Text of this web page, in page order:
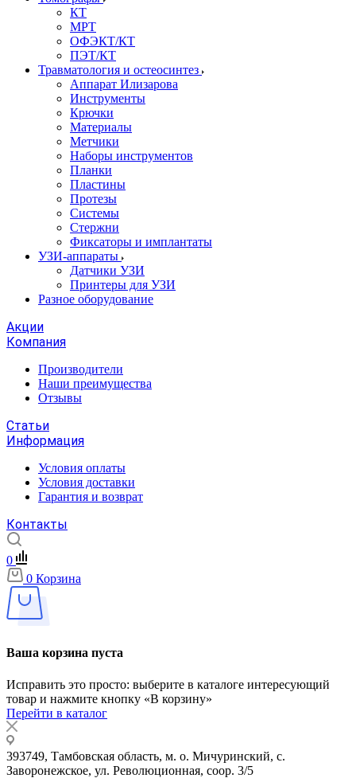
КТ
МРТ
ОФЭКТ/КТ
ПЭТ/КТ
Травматология и остеосинтез
Аппарат Илизарова
Инструменты
Крючки
Материалы
Метчики
Наборы инструментов
Планки
Пластины
Протезы
Системы
Стержни
Фиксаторы и имплантаты
УЗИ-аппараты
Датчики УЗИ
Принтеры для УЗИ
Разное оборудование
Акции
Компания
Производители
Наши преимущества
Отзывы
Статьи
Информация
Условия оплаты
Условия доставки
Гарантия и возврат
Контакты
0
0 Корзина
Ваша корзина пуста
Исправить это просто: выберите в каталоге интересующий
товар и нажмите кнопку «В корзину»
Перейти в каталог
393749, Тамбовская область, м. о. Мичуринский, с.
Заворонежское, ул. Революционная, соор. 3/5